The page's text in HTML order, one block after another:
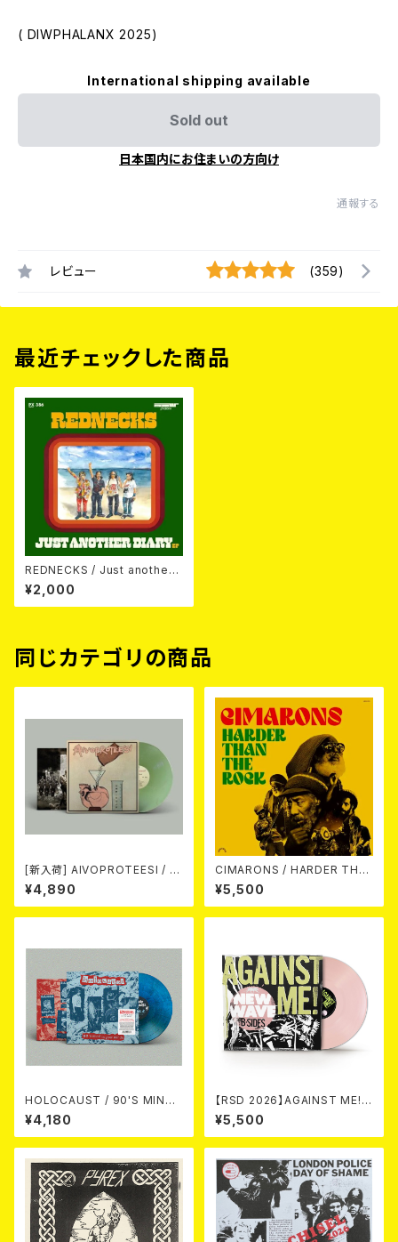
( DIWPHALANX 2025)
International shipping available
Sold out
日本国内にお住まいの方向け
通報する
レビュー (359)
最近チェックした商品
REDNECKS / Just another
diary EP (7EP)
¥2,000
同じカテゴリの商品
[新入荷] AIVOPROTEESI / U
MPIKUJA (LP / LTD.100 DIE
-HARD COKE BOTTLE GRE
EN VINYL) (ITA / F.O.A.D.)
¥4,890
CIMARONS / HARDER THA
¥5,500
HOLOCAUST / 90'S MIND I
N YOUR MINDS (※LTD.150
SWIRL BLUE VINYL)
¥4,180
【RSD 2026】AGAINST ME! /
NEW WAVE B-SIDES [RSD V
INYL EP][Coloured Vinyl](1
2")
¥5,500